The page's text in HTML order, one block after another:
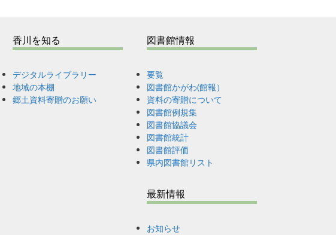
香川を知る
デジタルライブラリー
地域の本棚
郷土資料寄贈のお願い
図書館情報
要覧
図書館かがわ(館報）
資料の寄贈について
図書館例規集
図書館協議会
図書館統計
図書館評価
県内図書館リスト
最新情報
お知らせ